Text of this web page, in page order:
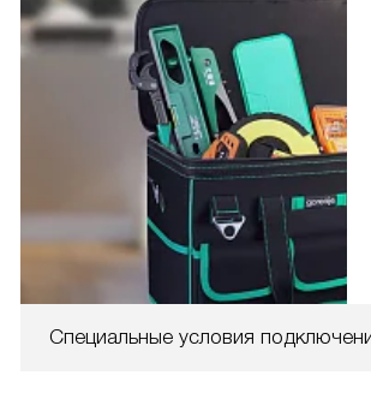
Специальные условия